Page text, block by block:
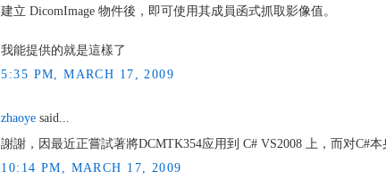
建立 DicomImage 物件後，即可使用其成員函式抓取影像值。
我能提供的就是這樣了
5:35 PM, MARCH 17, 2009
zhaoye said...
謝謝，因最近正嘗試著將DCMTK354应用到 C# VS2008 上，而对C#
10:14 PM, MARCH 17, 2009